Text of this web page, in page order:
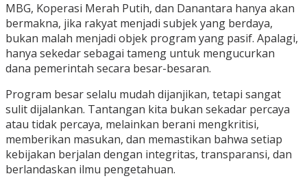
MBG, Koperasi Merah Putih, dan Danantara hanya akan
bermakna, jika rakyat menjadi subjek yang berdaya,
bukan malah menjadi objek program yang pasif. Apalagi,
hanya sekedar sebagai tameng untuk mengucurkan
dana pemerintah secara besar-besaran.
Program besar selalu mudah dijanjikan, tetapi sangat
sulit dijalankan. Tantangan kita bukan sekadar percaya
atau tidak percaya, melainkan berani mengkritisi,
memberikan masukan, dan memastikan bahwa setiap
kebijakan berjalan dengan integritas, transparansi, dan
berlandaskan ilmu pengetahuan.